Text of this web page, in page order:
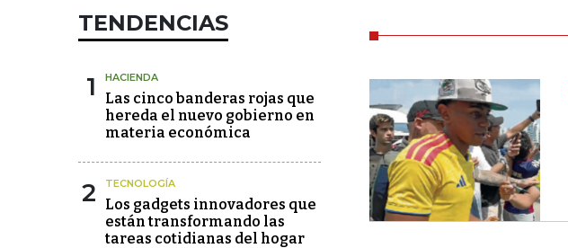
TENDENCIAS
1 HACIENDA
Las cinco banderas rojas que
hereda el nuevo gobierno en
materia económica
2 TECNOLOGÍA
Los gadgets innovadores que
están transformando las
tareas cotidianas del hogar